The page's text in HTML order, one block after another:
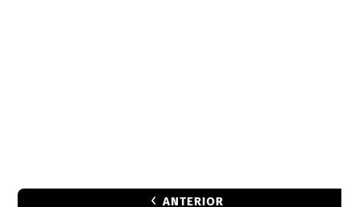
ANTERIOR